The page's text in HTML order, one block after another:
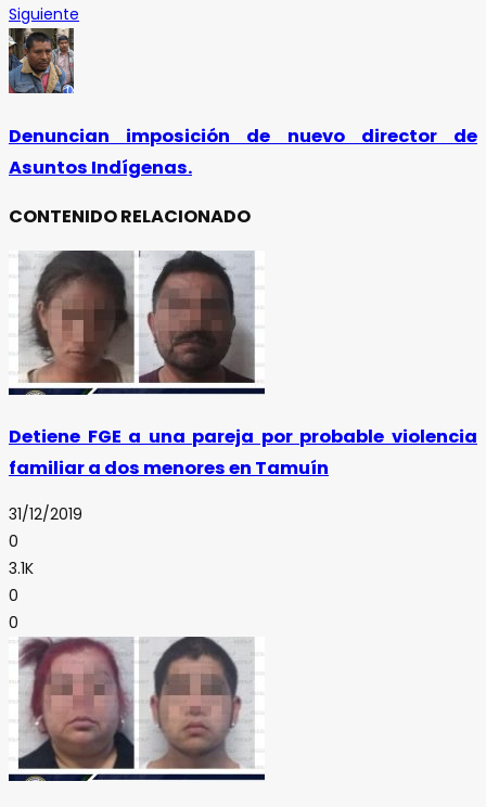
Siguiente
Denuncian imposición de nuevo director de
Asuntos Indígenas.
CONTENIDO RELACIONADO
Detiene FGE a una pareja por probable violencia
familiar a dos menores en Tamuín
31/12/2019
0
3.1K
0
0